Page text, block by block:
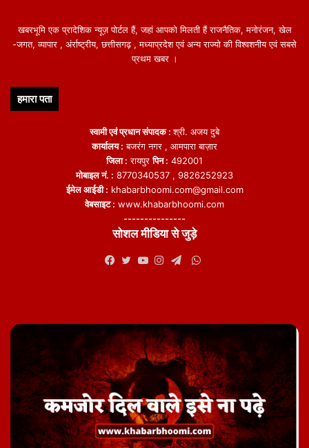
खबरभूमि एक प्रादेशिक न्यूज़ पोर्टल हैं, जहां आपको मिलती हैं राजनैतिक, मनोरंजन, खेल
-जगत, व्यापार , अंर्राष्ट्रीय, छत्तीसगढ़ , मध्याप्रदेश एवं अन्य राज्यो की विश्वशनीय एवं सबसे
प्रथम खबर ।
हमारा पता
स्वामी एवं प्रधान संपादक :श्री. अजय दुबे
कार्यालय : बजरंग नगर , आमपारा बाज़ार
जिला : रायपुरपिन : 492001
मोबाइल नं. : 8770340537 , 9826252923
ईमेल आईडी : khabarbhoomi.com@gmail.com
वेबसाइट : www.khabarbhoomi.com
---------------
सोशल मीडिया से जुड़े
WhatsApp